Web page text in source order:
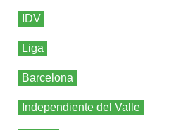
IDV
Liga
Barcelona
Independiente del Valle